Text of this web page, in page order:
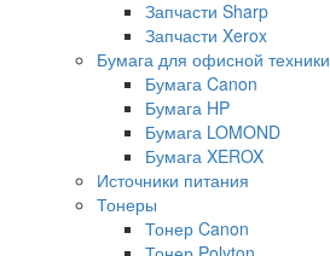
Запчасти Sharp
Запчасти Xerox
Бумага для офисной техники
Бумага Canon
Бумага HP
Бумага LOMOND
Бумага XEROX
Источники питания
Тонеры
Тонер Canon